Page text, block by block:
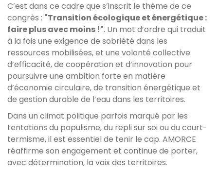
C’est dans ce cadre que s’inscrit le thème de ce
congrès : "Transition écologique et énergétique :
faire plus avec moins !". Un mot d’ordre qui traduit
à la fois une exigence de sobriété dans les
ressources mobilisées, et une volonté collective
d’efficacité, de coopération et d’innovation pour
poursuivre une ambition forte en matière
d’économie circulaire, de transition énergétique et
de gestion durable de l’eau dans les territoires.
Dans un climat politique parfois marqué par les
tentations du populisme, du repli sur soi ou du court-
termisme, il est essentiel de tenir le cap. AMORCE
réaffirme son engagement et continue de porter,
avec détermination, la voix des territoires.